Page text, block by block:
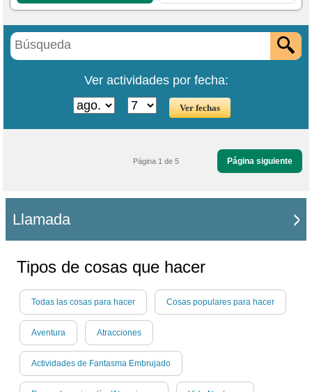
Ver actividades por fecha:
Página siguiente
Página 1 de 5
Llamada
Tipos de cosas que hacer
Todas las cosas para hacer Cosas populares para hacer
Aventura Atracciones
Actividades de Fantasma Embrujado